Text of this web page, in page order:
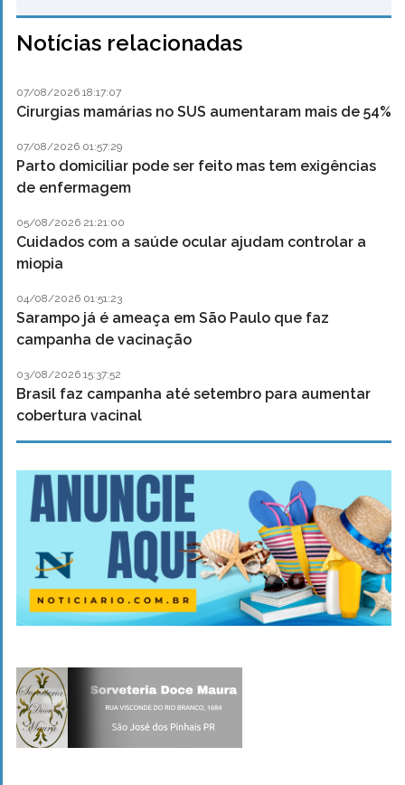
Notícias relacionadas
07/08/2026 18:17:07
Cirurgias mamárias no SUS aumentaram mais de 54%
07/08/2026 01:57:29
Parto domiciliar pode ser feito mas tem exigências
de enfermagem
05/08/2026 21:21:00
Cuidados com a saúde ocular ajudam controlar a
miopia
04/08/2026 01:51:23
Sarampo já é ameaça em São Paulo que faz
campanha de vacinação
03/08/2026 15:37:52
Brasil faz campanha até setembro para aumentar
cobertura vacinal